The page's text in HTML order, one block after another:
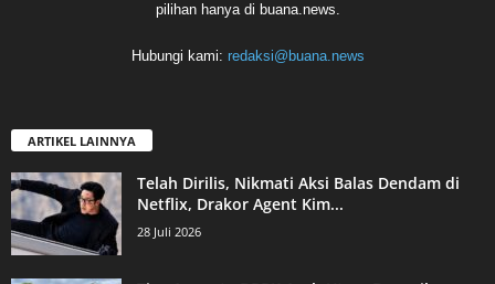
pilihan hanya di buana.news.
Hubungi kami: redaksi@buana.news
ARTIKEL LAINNYA
Telah Dirilis, Nikmati Aksi Balas Dendam di
Netflix, Drakor Agent Kim...
28 Juli 2026